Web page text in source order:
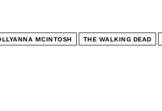
MCINTOSH THE WALKING DEAD